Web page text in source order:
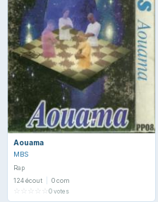
Aouama
MBS
Rap
124 écout
0 com
0 votes